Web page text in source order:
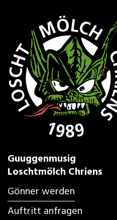
Guuggenmusig
Loschtmölch Chriens
Gönner werden
Auftritt anfragen